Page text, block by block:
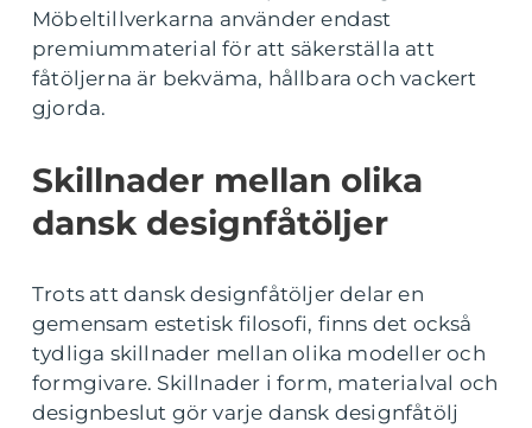
Möbeltillverkarna använder endast
premiummaterial för att säkerställa att
fåtöljerna är bekväma, hållbara och vackert
gjorda.
Skillnader mellan olika
dansk designfåtöljer
Trots att dansk designfåtöljer delar en
gemensam estetisk filosofi, finns det också
tydliga skillnader mellan olika modeller och
formgivare. Skillnader i form, materialval och
designbeslut gör varje dansk designfåtölj